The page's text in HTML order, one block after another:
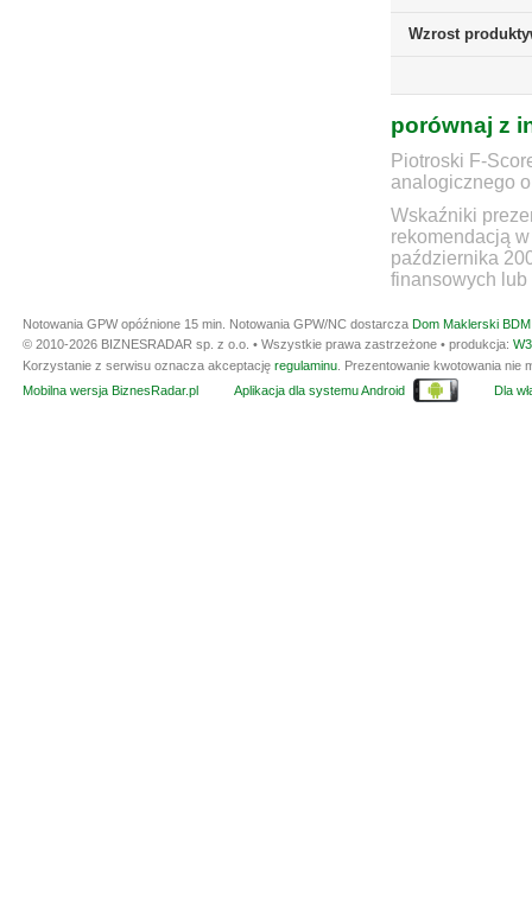
Wzrost
porównaj z
Piotroski F-
analogicznego
Wskaźniki
rekomendacją
października
finansowych lub
Notowania GPW opóźnione 15 min. Notowania GPW/NC dostarcza Dom Maklerski
© 2010-2026 BIZNESRADAR sp. z o.o. • Wszystkie prawa zastrzeżone • produkcja:
Korzystanie z serwisu oznacza akceptację regulaminu . Prezentowanie kwotowania
Mobilna wersja BiznesRadar.pl
Aplikacja dla systemu Android Dla